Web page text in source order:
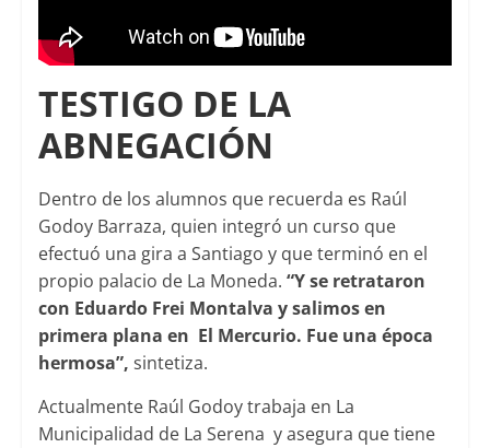
TESTIGO DE LA
ABNEGACIÓN
Dentro de los alumnos que recuerda es Raúl
Godoy Barraza, quien integró un curso que
efectuó una gira a Santiago y que terminó en el
propio palacio de La Moneda. “Y se retrataron
con Eduardo Frei Montalva y salimos en
primera plana en El Mercurio. Fue una época
hermosa”, sintetiza.
Actualmente Raúl Godoy trabaja en La
Municipalidad de La Serena y asegura que tiene